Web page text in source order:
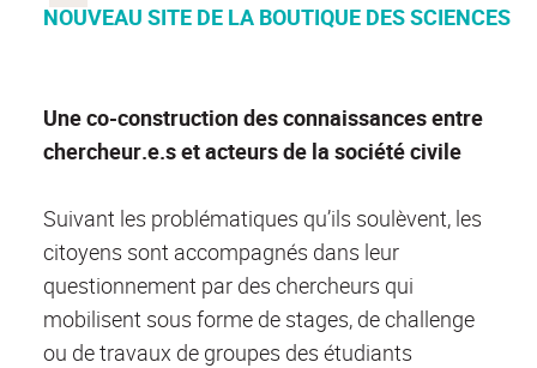
NOUVEAU SITE DE LA BOUTIQUE DES SCIENCES
Une co-construction des connaissances entre
chercheur.e.s et acteurs de la société civile
Suivant les problématiques qu’ils soulèvent, les
citoyens sont accompagnés dans leur
questionnement par des chercheurs qui
mobilisent sous forme de stages, de challenge
ou de travaux de groupes des étudiants